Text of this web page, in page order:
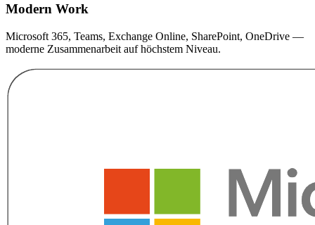
Modern Work
Microsoft 365, Teams, Exchange Online, SharePoint, OneDrive —
moderne Zusammenarbeit auf höchstem Niveau.